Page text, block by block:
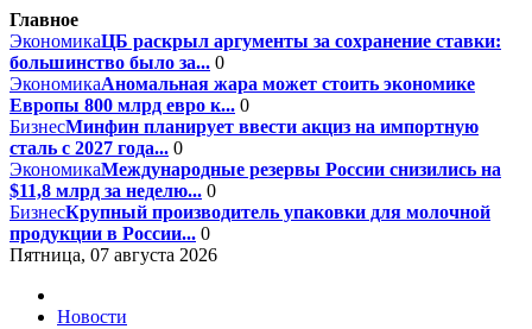
Главное
ЭкономикаЦБ раскрыл аргументы за сохранение ставки:
большинство было за... 0
ЭкономикаАномальная жара может стоить экономике
Европы 800 млрд евро к... 0
БизнесМинфин планирует ввести акциз на импортную
сталь с 2027 года... 0
ЭкономикаМеждународные резервы России снизились на
$11,8 млрд за неделю... 0
БизнесКрупный производитель упаковки для молочной
продукции в России... 0
Пятница, 07 августа 2026
Новости